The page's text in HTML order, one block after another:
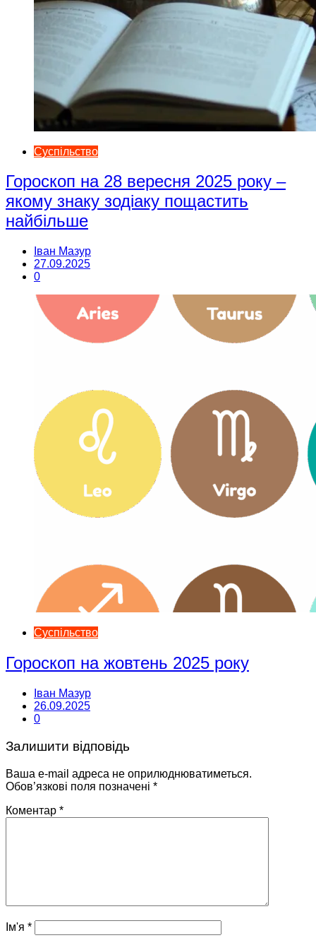
Суспільство
Гороскоп на 28 вересня 2025 року –
якому знаку зодіаку пощастить
найбільше
Іван Мазур
27.09.2025
0
Суспільство
Гороскоп на жовтень 2025 року
Іван Мазур
26.09.2025
0
Залишити відповідь
Ваша e-mail адреса не оприлюднюватиметься.
Обов’язкові поля позначені *
Коментар *
Ім'я *